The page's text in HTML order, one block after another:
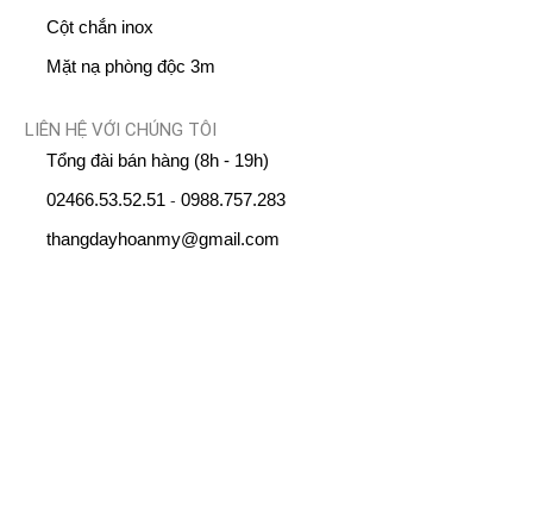
Cột chắn inox
Mặt nạ phòng độc 3m
LIÊN HỆ VỚI CHÚNG TÔI
Tổng đài bán hàng (8h - 19h)
02466.53.52.51 - 0988.757.283
thangdayhoanmy@gmail.com